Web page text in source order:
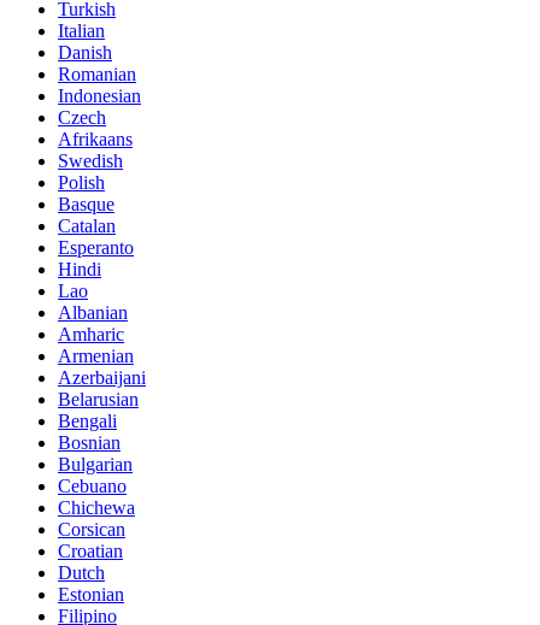
Turkish
Italian
Danish
Romanian
Indonesian
Czech
Afrikaans
Swedish
Polish
Basque
Catalan
Esperanto
Hindi
Lao
Albanian
Amharic
Armenian
Azerbaijani
Belarusian
Bengali
Bosnian
Bulgarian
Cebuano
Chichewa
Corsican
Croatian
Dutch
Estonian
Filipino